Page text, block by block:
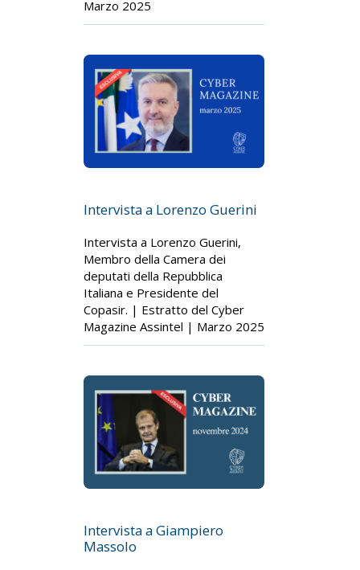
Marzo 2025
Intervista a Lorenzo Guerini
Intervista a Lorenzo Guerini,
Membro della Camera dei
deputati della Repubblica
Italiana e Presidente del
Copasir. | Estratto del Cyber
Magazine Assintel | Marzo 2025
Intervista a Giampiero
Massolo